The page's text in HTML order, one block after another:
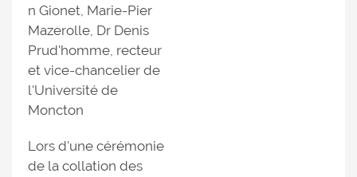
n Gionet, Marie-Pier
Mazerolle, Dr Denis
Prud'homme, recteur
et vice-chancelier de
l'Université de
Moncton
Lors d'une cérémonie
de la collation des